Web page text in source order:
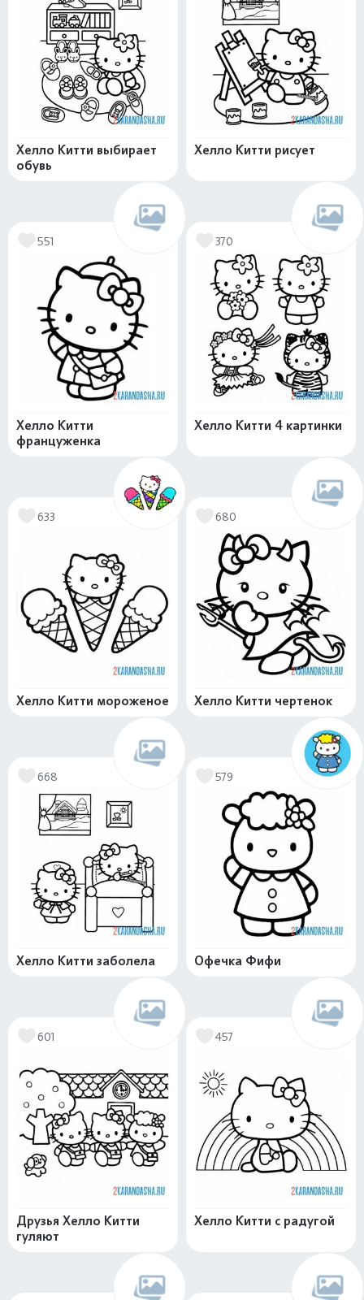
Хелло Китти выбирает
обувь
Хелло Китти рисует
551
Хелло Китти
француженка
370
Хелло Китти 4 картинки
633
Хелло Китти мороженое
680
Хелло Китти чертенок
668
Хелло Китти заболела
579
Офечка Фифи
601
Друзья Хелло Китти
гуляют
457
Хелло Китти с радугой